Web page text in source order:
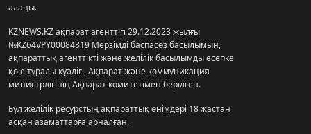
алаңы.
KZNEWS.KZ ақпарат агенттігі 29.12.2023 жылғы
№KZ64VPY00084819 Мерзімді баспасөз басылымын,
ақпараттық агенттікті және желілік басылымды есепке
қою туралы куәлігі, Ақпарат және коммуникация
министрлігінің Ақпарат комитетімен берілген.
Бұл желілік ресурстың ақпараттық өнімдері 18 жастан
асқан азаматтарға арналған.